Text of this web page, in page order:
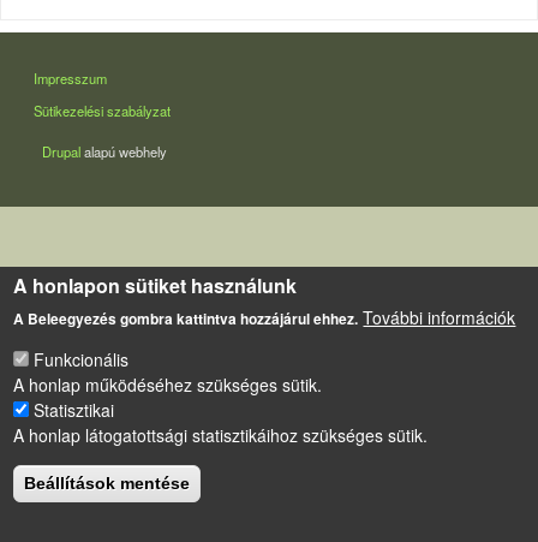
LÁBLÉC
Impresszum
Sütikezelési szabályzat
Drupalalapú webhely
A honlapon sütiket használunk
A Beleegyezés gombra kattintva hozzájárul ehhez. További információk
Funkcionális
A honlap működéséhez szükséges sütik.
Statisztikai
A honlap látogatottsági statisztikáihoz szükséges sütik.
Beállítások mentése